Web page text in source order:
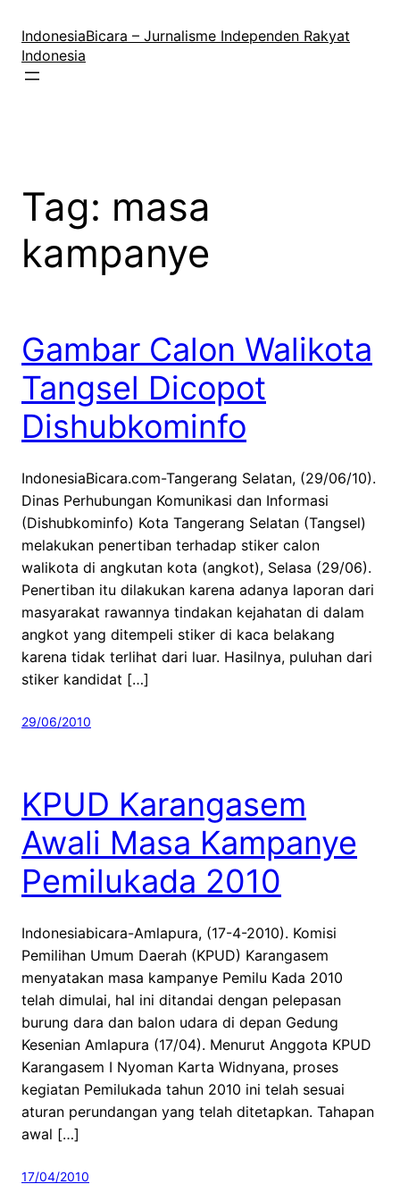
konten
IndonesiaBicara – Jurnalisme Independen Rakyat
Indonesia
Tag: masa
kampanye
Gambar Calon Walikota
Tangsel Dicopot
Dishubkominfo
IndonesiaBicara.com-Tangerang Selatan, (29/06/10).
Dinas Perhubungan Komunikasi dan Informasi
(Dishubkominfo) Kota Tangerang Selatan (Tangsel)
melakukan penertiban terhadap stiker calon
walikota di angkutan kota (angkot), Selasa (29/06).
Penertiban itu dilakukan karena adanya laporan dari
masyarakat rawannya tindakan kejahatan di dalam
angkot yang ditempeli stiker di kaca belakang
karena tidak terlihat dari luar. Hasilnya, puluhan dari
stiker kandidat […]
29/06/2010
KPUD Karangasem
Awali Masa Kampanye
Pemilukada 2010
Indonesiabicara-Amlapura, (17-4-2010). Komisi
Pemilihan Umum Daerah (KPUD) Karangasem
menyatakan masa kampanye Pemilu Kada 2010
telah dimulai, hal ini ditandai dengan pelepasan
burung dara dan balon udara di depan Gedung
Kesenian Amlapura (17/04). Menurut Anggota KPUD
Karangasem I Nyoman Karta Widnyana, proses
kegiatan Pemilukada tahun 2010 ini telah sesuai
aturan perundangan yang telah ditetapkan. Tahapan
awal […]
17/04/2010